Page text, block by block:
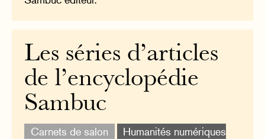
Les séries d’articles
de l’encyclopédie
Sambuc
Carnets de salon
Humanités numériques